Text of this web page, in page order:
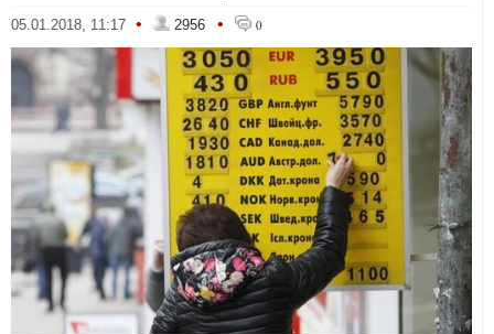
05.01.2018, 11:17 • 2956 • 0